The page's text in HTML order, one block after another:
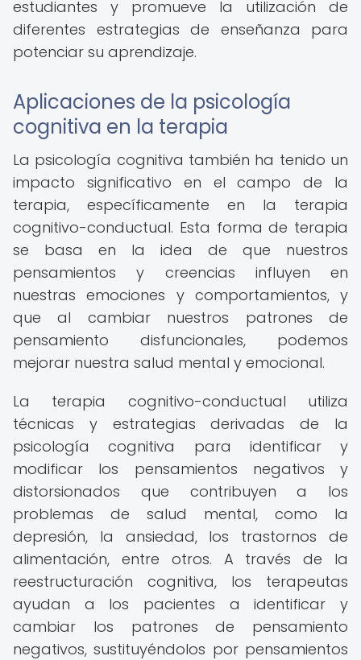
estudiantes y promueve la utilización de
diferentes estrategias de enseñanza para
potenciar su aprendizaje.
Aplicaciones de la psicología
cognitiva en la terapia
La psicología cognitiva también ha tenido un
impacto significativo en el campo de la
terapia, específicamente en la terapia
cognitivo-conductual. Esta forma de terapia
se basa en la idea de que nuestros
pensamientos y creencias influyen en
nuestras emociones y comportamientos, y
que al cambiar nuestros patrones de
pensamiento disfuncionales, podemos
mejorar nuestra salud mental y emocional.
La terapia cognitivo-conductual utiliza
técnicas y estrategias derivadas de la
psicología cognitiva para identificar y
modificar los pensamientos negativos y
distorsionados que contribuyen a los
problemas de salud mental, como la
depresión, la ansiedad, los trastornos de
alimentación, entre otros. A través de la
reestructuración cognitiva, los terapeutas
ayudan a los pacientes a identificar y
cambiar los patrones de pensamiento
negativos, sustituyéndolos por pensamientos